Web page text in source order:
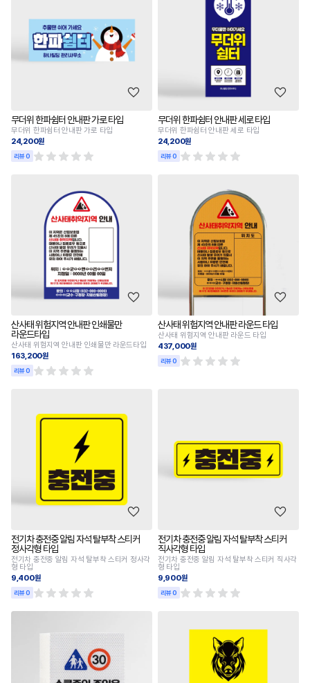
무더위 한파쉼터 안내판 가로 타입
무더위 한파쉼터 안내판 가로 타입
24,200원
리뷰 0
무더위 한파쉼터 안내판 세로 타입
무더위 한파쉼터 안내판 세로 타입
24,200원
리뷰 0
산사태 위험지역 안내판 인쇄물만
라운드타입
산사태 위험지역 안내판 인쇄물만 라운드타입
163,200원
리뷰 0
산사태 위험지역 안내판 라운드 타입
산사태 위험지역 안내판 라운드 타입
437,000원
리뷰 0
전기차 충전중 알림 자석 탈부착 스티커
정사각형 타입
전기차 충전중 알림 자석 탈부착 스티커 정사각
형 타입
9,400원
리뷰 0
전기차 충전중 알림 자석 탈부착 스티커
직사각형 타입
전기차 충전중 알림 자석 탈부착 스티커 직사각
형 타입
9,900원
리뷰 0